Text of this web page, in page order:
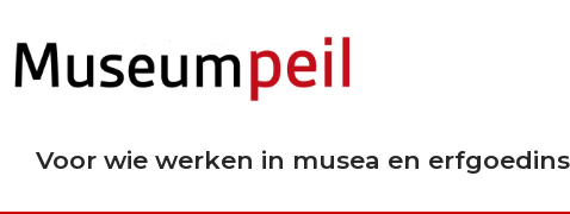
Voor wie werken in musea en